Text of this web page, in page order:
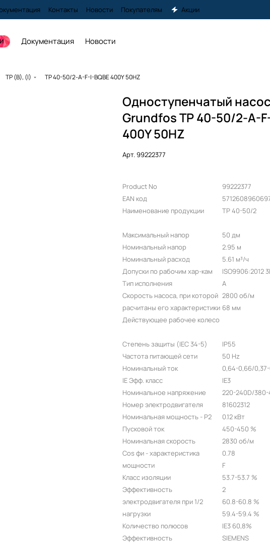
Контакты Новости Покупателям Акции
Документация Новости
TP (B), (I) TP 40-50/2-A-F-I-BQBE 400Y 50HZ
Одноступенчатый насос
Grundfos TP 40-50/2-A-
400Y 50HZ
Арт.99222377
Product No
EAN код
Наименование продукции
99222377
TP 40-50/2
Максимальный напор
Номинальный напор
Номинальный расход
Допуски по рабочим хар-кам
Тип исполнения
Скорость насоса, при которой
расчитаны его характеристики
Действующее рабочее колесо
50 дм
2.95 м
5.61 м³/ч
ISO9906:2012
A
2800 об/м
68 мм
Степень защиты (IEC 34-5)
Частота питающей сети
Номинальный ток
IE Эфф. класс
Номинальное напряжение
Номер электродвигателя
Номинальная мощность - P2
Пусковой ток
Номинальная скорость
Cos фи - характеристика
мощности
Класс изоляции
Эффективность
электродвигателя при 1/2
нагрузки
Количество полюсов
Эффективность
IP55
50 Hz
0,64-0,66/
IE3
220-240D/380-
81602312
0.12 кВт
450-450 %
2830 об/м
0.78
F
53.7-53.7 %
2
60.8-60.8 %
59.4-59.4 %
IE3 60,8%
SIEMENS